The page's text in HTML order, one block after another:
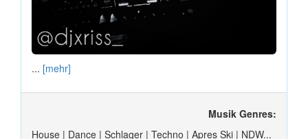
... [mehr]
Musik Genres:
House | Dance | Schlager | Techno | Apres Ski | NDW...